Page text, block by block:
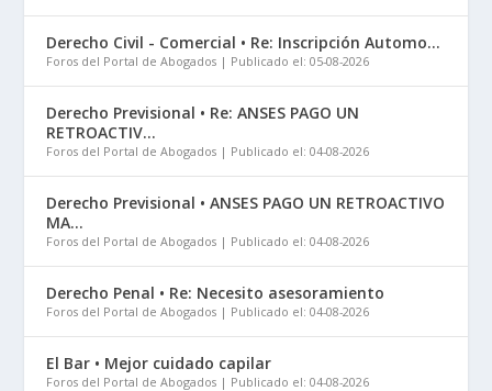
Derecho Civil - Comercial • Re: Inscripción Automo...
Foros del Portal de Abogados Publicado el: 05-08-2026
Derecho Previsional • Re: ANSES PAGO UN
RETROACTIV...
Foros del Portal de Abogados Publicado el: 04-08-2026
Derecho Previsional • ANSES PAGO UN RETROACTIVO
MA...
Foros del Portal de Abogados Publicado el: 04-08-2026
Derecho Penal • Re: Necesito asesoramiento
Foros del Portal de Abogados Publicado el: 04-08-2026
El Bar • Mejor cuidado capilar
Foros del Portal de Abogados Publicado el: 04-08-2026